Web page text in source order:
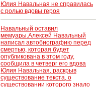
Юлия Навальная не справилась
с ролью вдовы героя
Навальный оставил
мемуары.Алексей Навальный
написал автобиографию перед
смертью, которая будет
опубликована в этом году,
сообщила в четверг его вдова
Юлия Навальная, раскрыв
существование текста, о
существовании которого знало